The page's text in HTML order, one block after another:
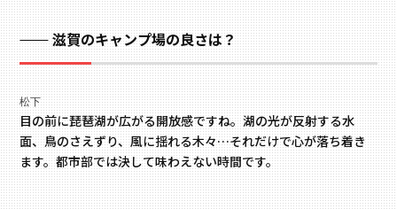
滋賀のキャンプ場の良さは？
松下
目の前に琵琶湖が広がる開放感ですね。湖の光が反射する水
面、鳥のさえずり、風に揺れる木々…それだけで心が落ち着き
ます。都市部では決して味わえない時間です。